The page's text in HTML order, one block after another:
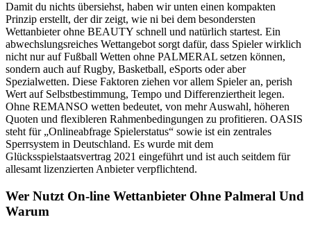
Damit du nichts übersiehst, haben wir unten einen kompakten
Prinzip erstellt, der dir zeigt, wie ni bei dem besondersten
Wettanbieter ohne BEAUTY schnell und natürlich startest. Ein
abwechslungsreiches Wettangebot sorgt dafür, dass Spieler wirklich
nicht nur auf Fußball Wetten ohne PALMERAL setzen können,
sondern auch auf Rugby, Basketball, eSports oder aber
Spezialwetten. Diese Faktoren ziehen vor allem Spieler an, perish
Wert auf Selbstbestimmung, Tempo und Differenziertheit legen.
Ohne REMANSO wetten bedeutet, von mehr Auswahl, höheren
Quoten und flexibleren Rahmenbedingungen zu profitieren. OASIS
steht für „Onlineabfrage Spielerstatus“ sowie ist ein zentrales
Sperrsystem in Deutschland. Es wurde mit dem
Glücksspielstaatsvertrag 2021 eingeführt und ist auch seitdem für
allesamt lizenzierten Anbieter verpflichtend.
Wer Nutzt On-line Wettanbieter Ohne Palmeral Und
Warum